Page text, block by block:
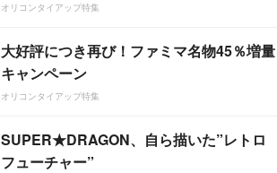
オリコンタイアップ特集
大好評につき再び！ファミマ名物45％増量
キャンペーン
オリコンタイアップ特集
SUPER★DRAGON、自ら描いた”レトロ
フューチャー”